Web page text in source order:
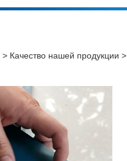
> Качество нашей продукции >